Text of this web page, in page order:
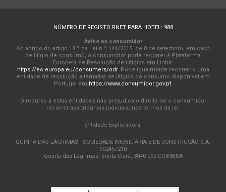
NÚMERO DE REGISTO RNET PARA HOTEL: 988
Aviso ao consumidor
Ao abrigo do artigo 18.º da Lei n.º 144/2015, de 8 de setembro, em caso
de litígio de consumo, o consumidor pode recorrer à Plataforma
Europeia de Resolução de Litígios em Linha:
https://ec.europa.eu/consumers/odr. Pode igualmente recorrer a uma
entidade de resolução alternativa de litígios de consumo disponível em
Portugal em https://www.consumidor.gov.pt.
O recurso a estas entidades não prejudica o direito de o consumidor
recorrer aos tribunais judiciais, nos termos da lei.
Entidade Exploradora:
QUINTA DAS LÁGRIMAS - SOCIEDADE IMOBILIÁRIA E DE CONSTRUÇÃO S.A.
502457210
Quinta das Lágrimas, Santa Clara, 3040-092 COIMBRA